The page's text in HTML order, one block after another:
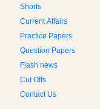
Shorts
Current Affairs
Practice Papers
Question Papers
Flash news
Cut Offs
Contact Us